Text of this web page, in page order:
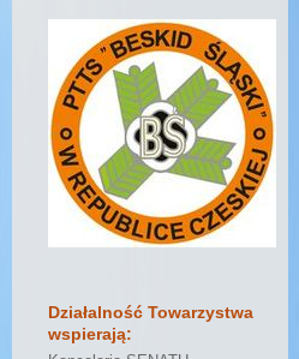
Działalność Towarzystwa
wspierają: